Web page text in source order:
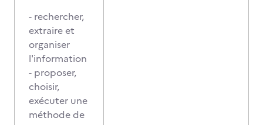
- rechercher,
extraire et
organiser
l'information
- proposer,
choisir,
exécuter une
méthode de